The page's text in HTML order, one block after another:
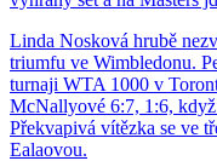
Linda Nosková hrubě
triumfu ve Wimbledonu.
turnaji WTA 1000 v
McNallyové 6:7, 1:6,
Překvapivá vítězka se ve
Ealaovou.